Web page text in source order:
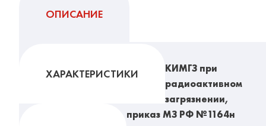
ОПИСАНИЕ
ХАРАКТЕРИСТИКИ
КИМГЗ при
радиоактивном
загрязнении,
приказ МЗ РФ №1164н